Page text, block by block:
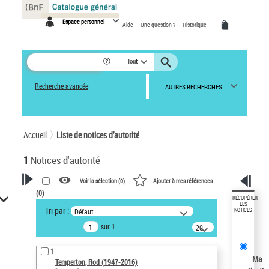
Espace personnel Aide Une question ? Historique
Tout
Recherche avancée AUTRES RECHERCHES
Accueil Liste de notices d’autorité
1 Notices d'autorité
VOTRE RECHERCHE
Recherche avancée dans les
notices d’autorité
Œuvres liées à l'auteur :
Temperton, Rod (1947-2016)
Voir la sélection (0) Ajouter à mes références
(0)
Tri par : Défaut
sur 1
20
résultats/page
1
Temperton, Rod (1947-2016)
RÉCUPÉRER
LES
NOTICES
Ma
Panneau de gestion des cookies